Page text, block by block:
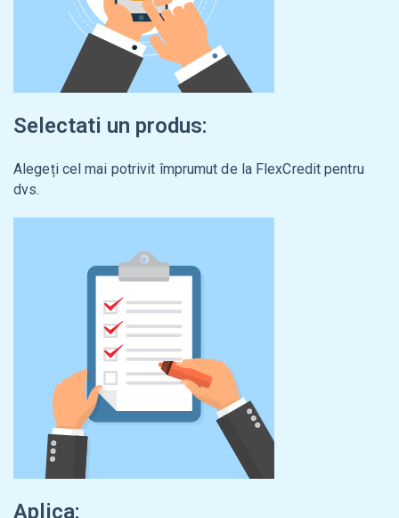
Selectati un produs:
Alegeți cel mai potrivit împrumut de la FlexCredit pentru
dvs.
Aplica: